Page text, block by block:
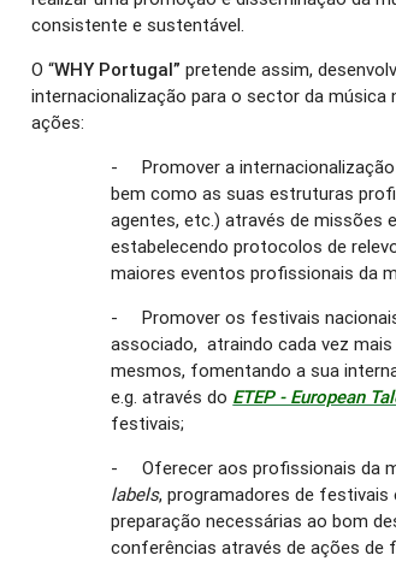
consistente e sustentável.
O “WHY Portugal” pretende assim,
internacionalização para o sector da música
ações:
- Promover a
bem como as suas estruturas
agentes, etc.) através de missões
estabelecendo protocolos de
maiores eventos profissionais da
- Promover os festivais
associado, atraindo cada vez
mesmos, fomentando a sua
e.g. através do ETEP - European
festivais;
- Oferecer aos profissionais da
labels, programadores de
preparação necessárias ao bom
conferências através de ações de